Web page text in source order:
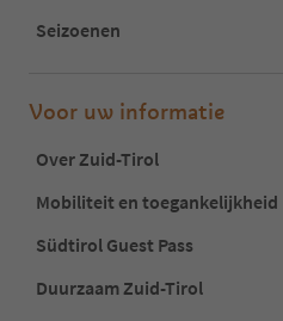
Seizoenen
Voor uw informatie
Over Zuid-Tirol
Mobiliteit en toegankelijkheid
Südtirol Guest Pass
Duurzaam Zuid-Tirol